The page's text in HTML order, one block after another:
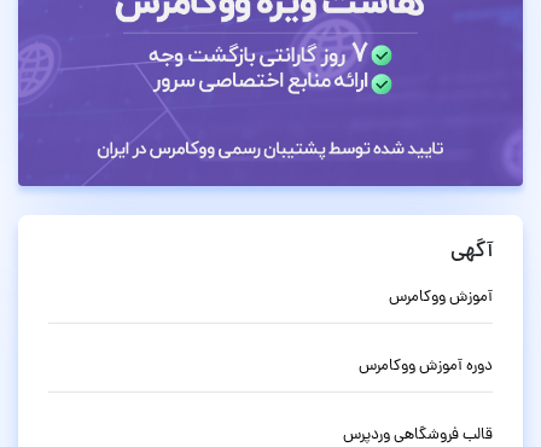
آگهی
آموزش ووکامرس
دوره آموزش ووکامرس
قالب فروشگاهی وردپرس